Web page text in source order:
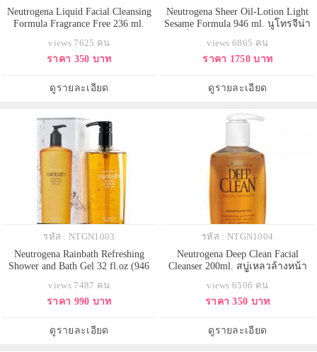
Neutrogena Liquid Facial Cleansing
Formula Fragrance Free 236 ml.
เจลล้างหน้าสูตรปราศจากน้ำหอม
สำหรับสาวๆผิวแพ้ง่าย ล้างหน้าได้
100% ส่งตรงจาก USA
views 7625 คน
ราคา 350 บาท
ดูรายละเอียด
Neutrogena Sheer Oil-Lotion Light
Sesame Formula 946 ml. นูโทรจีน่า
Formula ผิวนุ่มชุ่มชื้น เนียนนุ่มน่า
สัมผัส สัมผัสได้ถึงความแตกต่าง จาก
สูตรพิเศษจาก Neutrogena โลชั่นเนื้อ
บางเบา หอมอ่อนๆ ซึมเข้
views 6865 คน
ราคา 1750 บาท
ดูรายละเอียด
รหัส : NTGN1003
Neutrogena Rainbath Refreshing
Shower and Bath Gel 32 fl.oz (946
น้ำ ที่สามารถทำความสะอาดได้
อย่างล้ำลึก โดยปราศจากสิ่งตกค้าง
หมดจด เนียนนุ่ม และช่วยเผยผิวใหม่
ที่กระจ่างใสอย่างแท้จริงค
views 7487 คน
ราคา 990 บาท
ดูรายละเอียด
รหัส : NTGN1004
Neutrogena Deep Clean Facial
Cleanser 200ml. สบู่เหลวล้างหน้า
ธรรมดาถึงผิวมัน ด้วยสูตรพิเศษ
BHA ที่ช่วยขจัดสิ่งสกปรกความมัน
คุณพร้อมเผยผิวหน้าใหม่ที่สดใส
เปล่งปลั่ง อ่อนเยาว์กว่าที่เคย
views 6506 คน
ราคา 350 บาท
ดูรายละเอียด